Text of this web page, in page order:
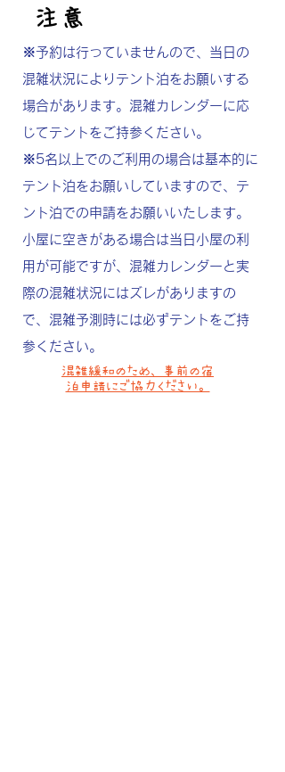
※予約は行っていませんので、当日の
混雑状況により テント泊をお願いする
場合があります。混雑カレンダーに応
じてテントをご持参ください。
※5名以上でのご利用の場合は基本的に
テント泊をお願いしていますので、テ
ント泊での申請をお願いいたします。
小屋に空きがある場合は当日小屋の利
用が可能ですが、混雑カレンダーと実
際の混雑状況にはズレがありますの
で、混雑予測時には必ずテントをご持
参ください。
混雑緩和のため、事前の宿
泊申請にご協力ください。
注意